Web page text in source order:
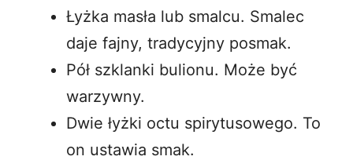
Łyżka masła lub smalcu. Smalec
daje fajny, tradycyjny posmak.
Pół szklanki bulionu. Może być
warzywny.
Dwie łyżki octu spirytusowego. To
on ustawia smak.